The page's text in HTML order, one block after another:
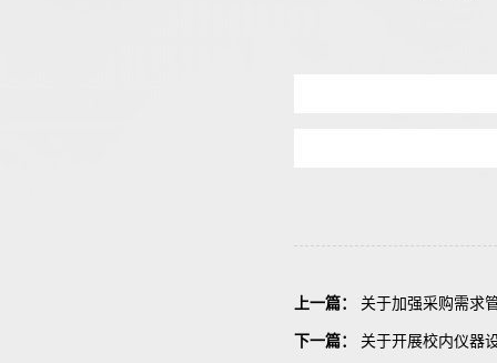
上一篇： 关于加强采购需求
下一篇： 关于开展校内仪器